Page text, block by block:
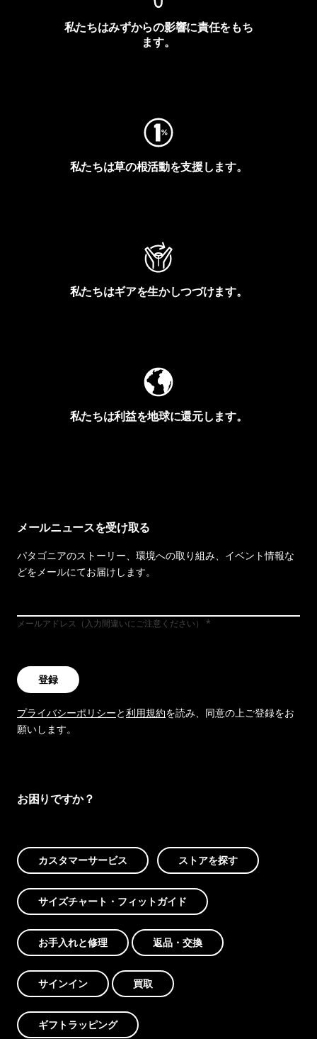
私たちはみずからの影響に責任をもち
ます。
私たちは草の根活動を支援します。
私たちはギアを生かしつづけます。
私たちは利益を地球に還元します。
メールニュースを受け取る
パタゴニアのストーリー、環境への取り組み、イベント情報な
どをメールにてお届けします。
メールアドレス（入力間違いにご注意ください）
登録
プライバシーポリシーと利用規約を読み、同意の上ご登録をお
願いします。
お困りですか？
カスタマーサービス ストアを探す
サイズチャート・フィットガイド
お手入れと修理 返品・交換
サインイン 買取
ギフトラッピング